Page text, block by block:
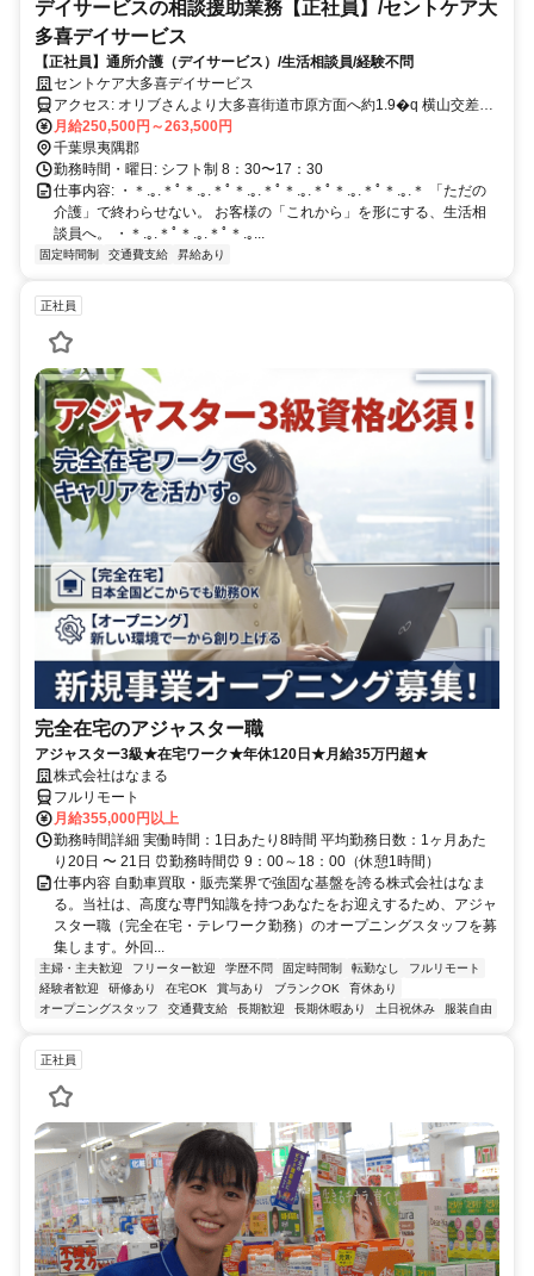
デイサービスの相談援助業務【正社員】/セントケア大
多喜デイサービス
【正社員】通所介護（デイサービス）/生活相談員/経験不問
セントケア大多喜デイサービス
アクセス: オリブさんより大多喜街道市原方面へ約1.9�q 横山交差点
より200m先右側 <マイカー通勤可/駐車場完備>
月給250,500円～263,500円
千葉県夷隅郡
勤務時間・曜日: シフト制 8：30〜17：30
仕事内容: ・＊.｡.＊ﾟ＊.｡.＊ﾟ＊.｡.＊ﾟ＊.｡.＊ﾟ＊.｡.＊ﾟ＊.｡.＊ 「ただの
介護」で終わらせない。 お客様の「これから」を形にする、生活相
談員へ。 ・＊.｡.＊ﾟ＊.｡.＊ﾟ＊.｡...
固定時間制 交通費支給 昇給あり
正社員
完全在宅のアジャスター職
アジャスター3級★在宅ワーク★年休120日★月給35万円超★
株式会社はなまる
フルリモート
月給355,000円以上
勤務時間詳細 実働時間：1日あたり8時間 平均勤務日数：1ヶ月あた
り20日 〜 21日 ⏰勤務時間⏰ 9：00～18：00（休憩1時間）
仕事内容 自動車買取・販売業界で強固な基盤を誇る株式会社はなま
る。当社は、高度な専門知識を持つあなたをお迎えするため、アジャ
スター職（完全在宅・テレワーク勤務）のオープニングスタッフを募
集します。外回...
主婦・主夫歓迎 フリーター歓迎 学歴不問 固定時間制 転勤なし
フルリモート
経験者歓迎
研修あり 在宅OK 賞与あり ブランクOK
育休あり
オープニングスタッフ
交通費支給 長期歓迎 長期休暇あり 土日祝休み 服装自由
正社員